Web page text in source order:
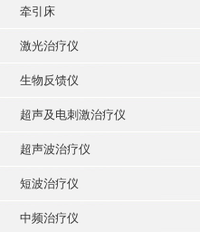
牵引床
激光治疗仪
生物反馈仪
超声及电刺激治疗仪
超声波治疗仪
短波治疗仪
中频治疗仪